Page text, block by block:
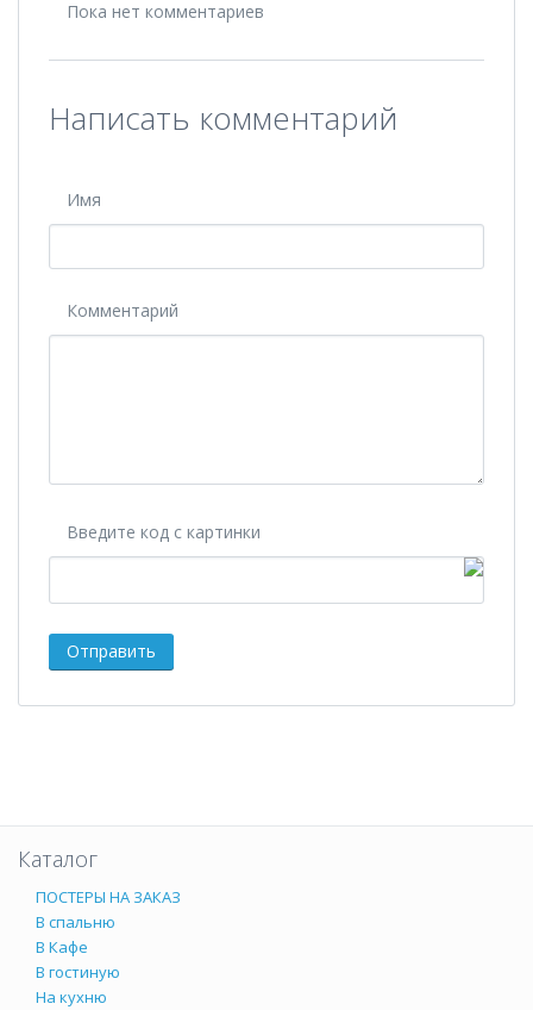
Пока нет комментариев
Написать комментарий
Имя
Комментарий
Введите код с картинки
Каталог
ПОСТЕРЫ НА ЗАКАЗ
В спальню
В Кафе
В гостиную
На кухню